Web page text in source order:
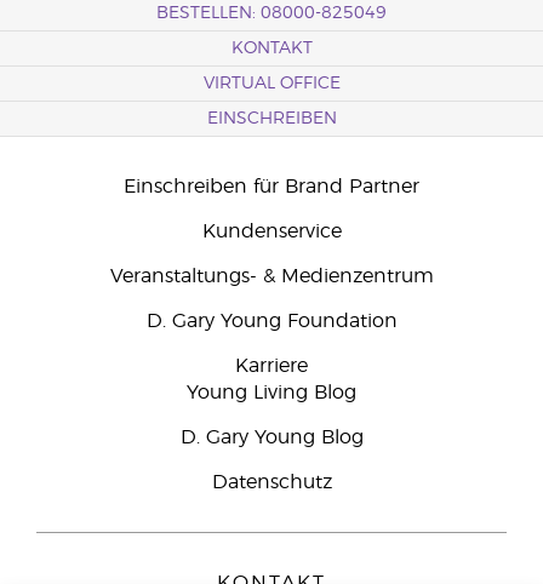
BESTELLEN: 08000-825049
KONTAKT
VIRTUAL OFFICE
EINSCHREIBEN
Einschreiben für Brand Partner
Kundenservice
Veranstaltungs- & Medienzentrum
D. Gary Young Foundation
Karriere
Young Living Blog
D. Gary Young Blog
Datenschutz